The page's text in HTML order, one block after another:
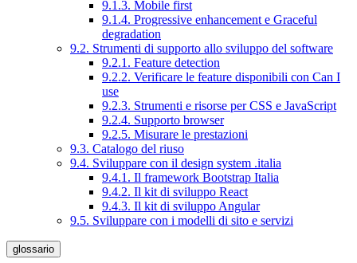
9.1.3. Mobile first
9.1.4. Progressive enhancement e Graceful
degradation
9.2. Strumenti di supporto allo sviluppo del software
9.2.1. Feature detection
9.2.2. Verificare le feature disponibili con Can I
use
9.2.3. Strumenti e risorse per CSS e JavaScript
9.2.4. Supporto browser
9.2.5. Misurare le prestazioni
9.3. Catalogo del riuso
9.4. Sviluppare con il design system .italia
9.4.1. Il framework Bootstrap Italia
9.4.2. Il kit di sviluppo React
9.4.3. Il kit di sviluppo Angular
9.5. Sviluppare con i modelli di sito e servizi
glossario